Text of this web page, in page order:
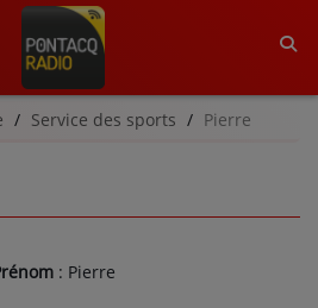
Service des sports Pierre
: Pierre